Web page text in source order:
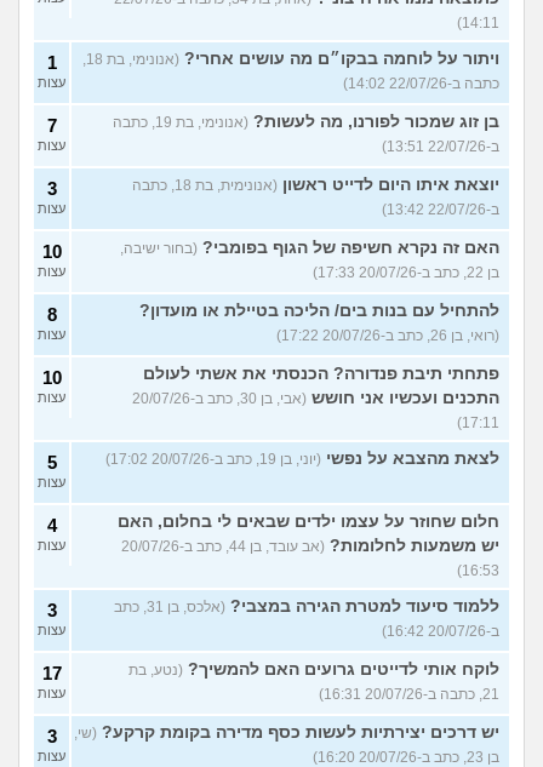
14:11)
ויתור על לוחמה בבקו״ם מה עושים אחרי?
כתבה ב-22/07/26 14:02)
1
עצות
בן זוג שמכור לפורנו, מה לעשות?
(אנונימי, בת 19, כתבה
ב-22/07/26 13:51)
7
עצות
יוצאת איתו היום לדייט ראשון
(אנונימית, בת 18, כתבה
ב-22/07/26 13:42)
3
עצות
האם זה נקרא חשיפה של הגוף בפומבי? (בחור ישיבה,
בן 22, כתב ב-20/07/26 17:33)
10
עצות
להתחיל עם בנות בים/ הליכה בטיילת או מועדון?
(רואי, בן 26, כתב ב-20/07/26 17:22)
8
עצות
פתחתי תיבת פנדורה? הכנסתי את אשתי לעולם
התכנים ועכשיו אני חושש
(אבי, בן 30, כתב ב-20/07/26
17:11)
10
עצות
לצאת מהצבא על נפשי (יוני, בן 19, כתב ב-20/07/26 17:02) 5
עצות
חלום שחוזר על עצמו ילדים שבאים לי בחלום, האם
יש משמעות לחלומות?
(אב עובד, בן 44, כתב ב-20/07/26
16:53)
4
עצות
ללמוד סיעוד למטרת הגירה במצבי?
(אלכס, בן 31, כתב
ב-20/07/26 16:42)
3
עצות
לוקח אותי לדייטים גרועים האם להמשיך? (נטע, בת
21, כתבה ב-20/07/26 16:31)
17
עצות
יש דרכים יצירתיות לעשות כסף מדירה בקומת קרקע? (שי,
בן 23, כתב ב-20/07/26 16:20)
3
עצות